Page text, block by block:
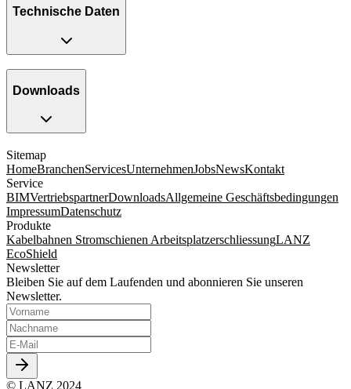
Technische Daten
Downloads
Sitemap
HomeBranchenServicesUnternehmenJobsNewsKontakt
Service
BIMVertriebspartnerDownloadsAllgemeine Geschäftsbedingungen
ImpressumDatenschutz
Produkte
Kabelbahnen Stromschienen ArbeitsplatzerschliessungLANZ
EcoShield
Newsletter
Bleiben Sie auf dem Laufenden und abonnieren Sie unseren
Newsletter.
© LANZ 2024